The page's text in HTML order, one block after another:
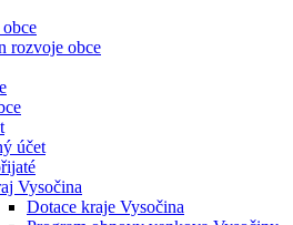
rozvoje obce
účet
Vysočina
Dotace kraje Vysočina